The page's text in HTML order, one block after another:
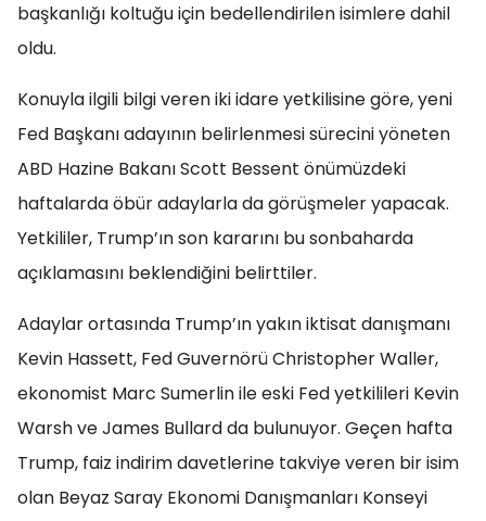
başkanlığı koltuğu için bedellendirilen isimlere dahil
oldu.
Konuyla ilgili bilgi veren iki idare yetkilisine göre, yeni
Fed Başkanı adayının belirlenmesi sürecini yöneten
ABD Hazine Bakanı Scott Bessent önümüzdeki
haftalarda öbür adaylarla da görüşmeler yapacak.
Yetkililer, Trump’ın son kararını bu sonbaharda
açıklamasını beklendiğini belirttiler.
Adaylar ortasında Trump’ın yakın iktisat danışmanı
Kevin Hassett, Fed Guvernörü Christopher Waller,
ekonomist Marc Sumerlin ile eski Fed yetkilileri Kevin
Warsh ve James Bullard da bulunuyor. Geçen hafta
Trump, faiz indirim davetlerine takviye veren bir isim
olan Beyaz Saray Ekonomi Danışmanları Konseyi